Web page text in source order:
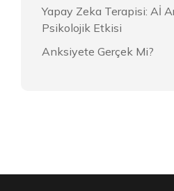
Yapay Zeka Terapisi: Aİ
Psikolojik Etkisi
Anksiyete Gerçek Mi?